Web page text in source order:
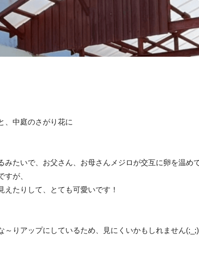
、中庭のさがり花に
たいで、お父さん、お母さんメジロが交互に卵を温め
が、
たりして、とても可愛いです！
りアップにしているため、見にくいかもしれません(;_;)